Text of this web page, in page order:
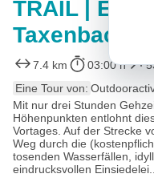
TRAIL |
Taxenbach-
7.4 km 03:00 h
Eine Tour von:
Mit nur drei Stunden
Höhenpunkten entlohnt
Vortages. Auf der Strecke
Weg durch die
tosenden Wasserfällen,
eindrucksvollen Einsiedelei...